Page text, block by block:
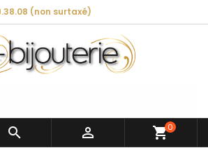
(non surtaxé)
  shopping_cart0